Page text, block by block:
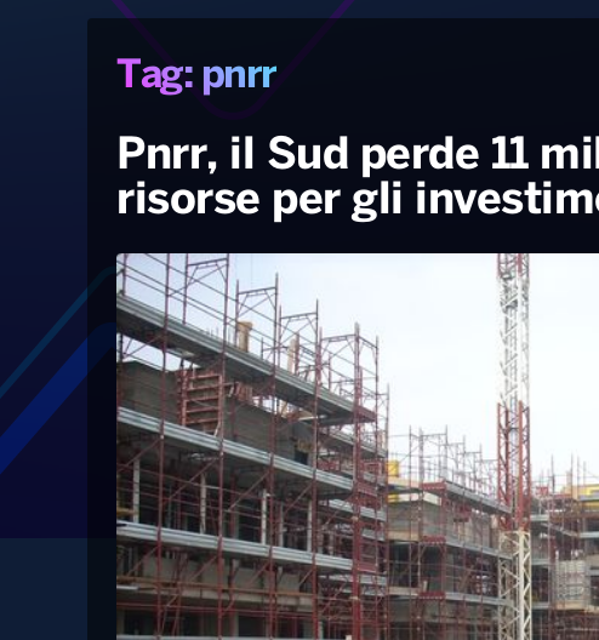
Tag: pnrr
Pnrr, il Sud perde 11
risorse per gli